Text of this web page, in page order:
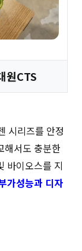
원CTS
시리즈를 안정
해서도 충분한
바이오스를 지
가성능과 디자